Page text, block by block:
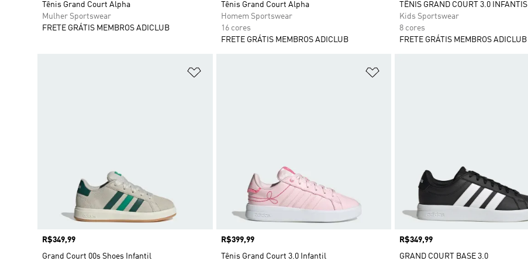
Tênis Grand Court Alpha
Mulher Sportswear
FRETE GRÁTIS MEMBROS ADICLUB
Tênis Grand Court Alpha
Homem Sportswear
16 cores
FRETE GRÁTIS MEMBROS ADICLUB
TÊNIS GRAND COURT 3.0 INFANTIS
Kids Sportswear
8 cores
FRETE GRÁTIS MEMBROS ADICLUB
Preço
R$349,99
Grand Court 00s Shoes Infantil
Preço
R$399,99
Tênis Grand Court 3.0 Infantil
Preço
R$349,99
GRAND COURT BASE 3.0